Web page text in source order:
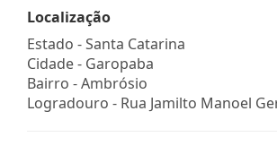
Localização
Estado -Santa Catarina
Cidade - Garopaba
Bairro -Ambrósio
Logradouro - Rua Jamilto Manoel